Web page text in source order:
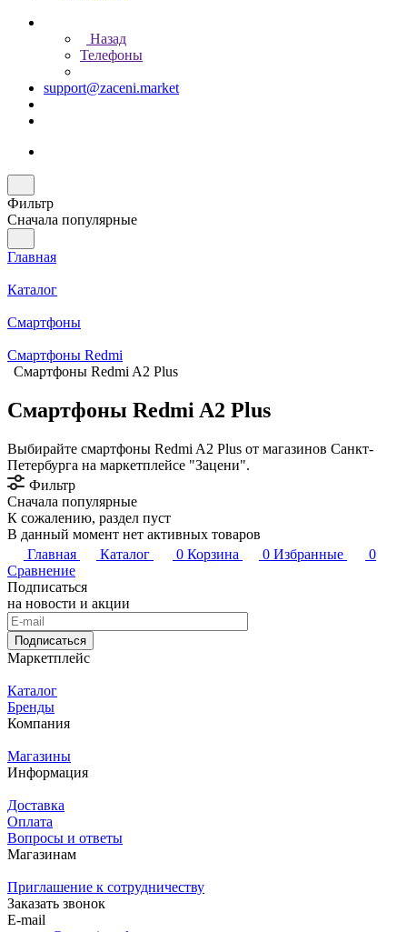
Назад
Телефоны
support@zaceni.market
Фильтр
Сначала популярные
Главная
Каталог
Смартфоны
Смартфоны Redmi
Смартфоны Redmi A2 Plus
Смартфоны Redmi A2 Plus
Выбирайте смартфоны Redmi A2 Plus от магазинов Санкт-
Петербурга на маркетплейсе "Зацени".
Фильтр
Сначала популярные
К сожалению, раздел пуст
В данный момент нет активных товаров
Главная
Каталог 0 Корзина 0 Избранные
0
Сравнение
Подписаться
на новости и акции
Подписаться
Маркетплейс
Каталог
Бренды
Компания
Магазины
Информация
Доставка
Оплата
Вопросы и ответы
Магазинам
Приглашение к сотрудничеству
Заказать звонок
E-mail